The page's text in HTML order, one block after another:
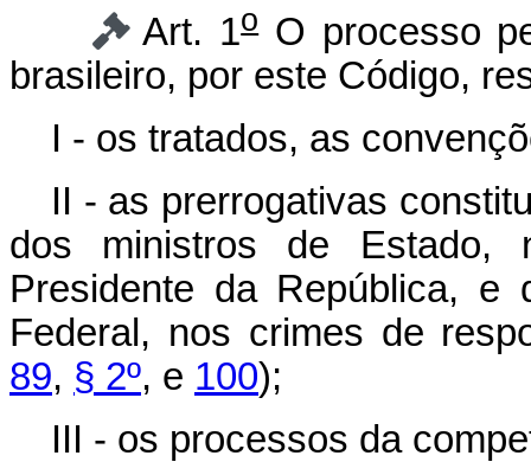
Art. 1oO processo
brasileiro, por este Código,
I - os tratados, as
II - as prerrogativas
dos ministros de
Presidente da República, e
Federal, nos crimes de
89, § 2º, e 100);
III - os processos da